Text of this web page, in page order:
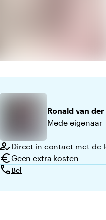
Ronald van
Mede eigenaar
how_to_regDirect in contact met de
euroGeen extra kosten
callBel